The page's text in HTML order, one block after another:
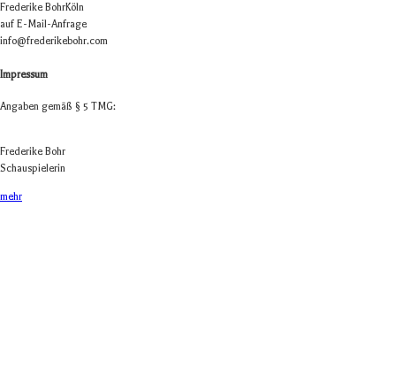
Fre­de­rike BohrKöln
auf E-Mail-Anfrage
info@frederikebohr.com
Impressum
Anga­ben gemäß § 5 TMG:
Fre­de­rike Bohr
Schauspielerin
mehr